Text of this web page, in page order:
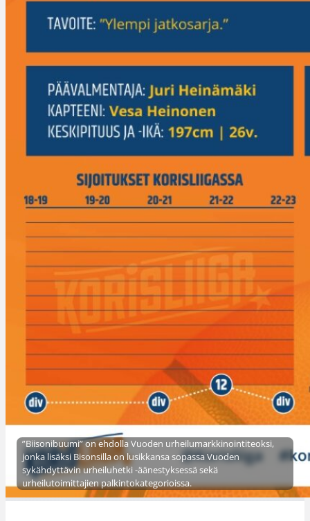
”Biisonibuumi” on ehdolla Vuoden urheilumarkkinointiteoksi,
jonka lisäksi Bisonsilla on lusikkansa sopassa Vuoden
sykähdyttävin urheiluhetki -äänestyksessä sekä
urheilutoimittajien palkintokategorioissa.